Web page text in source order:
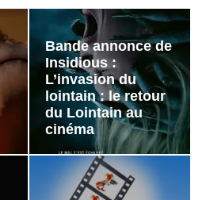
Bande annonce de
Insidious :
L’invasion du
lointain : le retour
du Lointain au
cinéma